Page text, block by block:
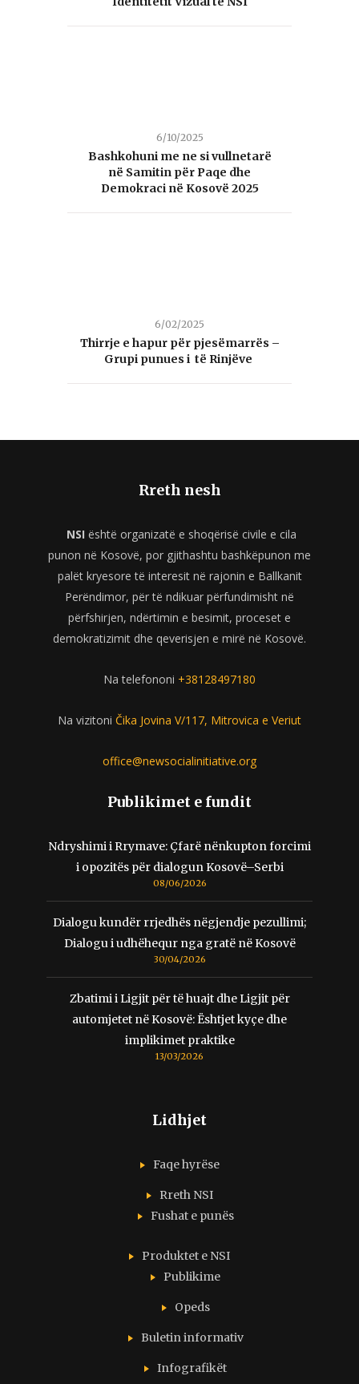
6/10/2025
Bashkohuni me ne si vullnetarë
në Samitin për Paqe dhe
Demokraci në Kosovë 2025
6/02/2025
Thirrje e hapur për pjesëmarrës –
Grupi punues i të Rinjëve
Rreth nesh
NSI është organizatë e shoqërisë civile e cila
punon në Kosovë, por gjithashtu bashkëpunon me
palët kryesore të interesit në rajonin e Ballkanit
Perëndimor, për të ndikuar përfundimisht në
përfshirjen, ndërtimin e besimit, proceset e
demokratizimit dhe qeverisjen e mirë në Kosovë.
Na telefononi +38128497180
Na vizitoni Čika Jovina V/117, Mitrovica e Veriut
office@newsocialinitiative.org
Publikimet e fundit
Ndryshimi i Rrymave: Çfarë nënkupton forcimi
i opozitës për dialogun Kosovë–Serbi
08/06/2026
Dialogu kundër rrjedhës nëgjendje pezullimi;
Dialogu i udhëhequr nga gratë në Kosovë
30/04/2026
Zbatimi i Ligjit për të huajt dhe Ligjit për
automjetet në Kosovë: Ështjet kyçe dhe
implikimet praktike
13/03/2026
Lidhjet
Faqe hyrëse
Rreth NSI
Fushat e punës
Produktet e NSI
Publikime
Opeds
Buletin informativ
Infografikët